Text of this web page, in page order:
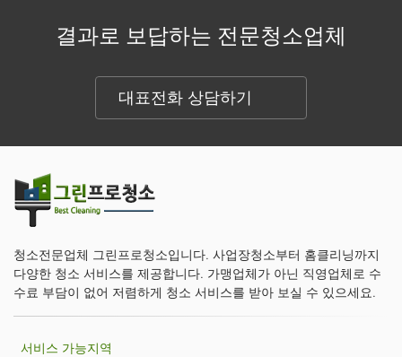
결과로 보답하는 전문청소업체
대표전화 상담하기
청소전문업체 그린프로청소입니다. 사업장청소부터 홈클리닝까지
다양한 청소 서비스를 제공합니다. 가맹업체가 아닌 직영업체로 수
수료 부담이 없어 저렴하게 청소 서비스를 받아 보실 수 있으세요.
서비스 가능지역